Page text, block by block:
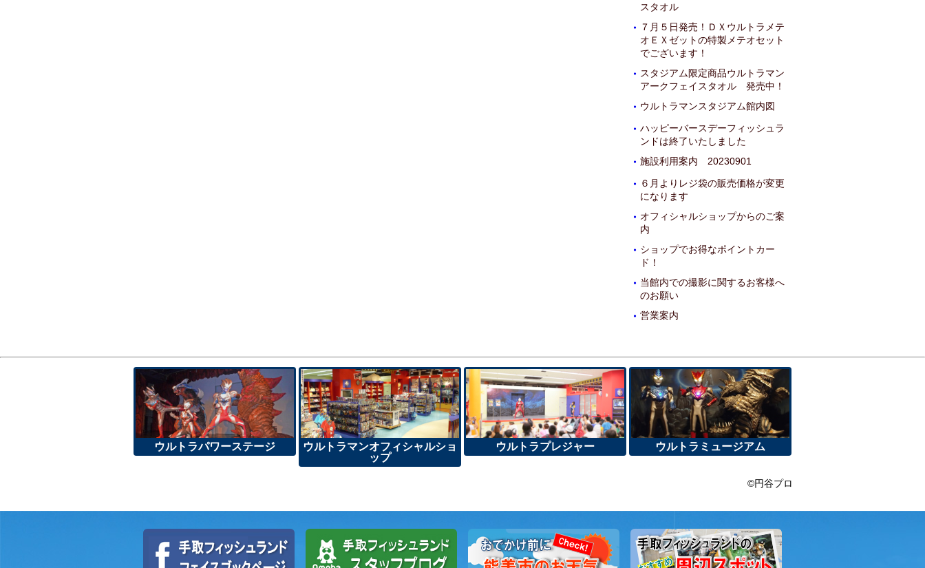
スタオル
・
７月５日発売！ＤＸウルトラメテ
オＥＸゼットの特製メテオセット
でございます！
・ スタジアム限定商品ウルトラマン
アークフェイスタオル 発売中！
・ ウルトラマンスタジアム館内図
・ ハッピーバースデーフィッシュラ
ンドは終了いたしました
・ 施設利用案内 20230901
・ ６月よりレジ袋の販売価格が変更
になります
・ オフィシャルショップからのご案
内
・ ショップでお得なポイントカー
ド！
・ 当館内での撮影に関するお客様へ
のお願い
・ 営業案内
ウルトラパワーステージ
ウルトラマンオフィシャルショ
ップ
ウルトラプレジャー ウルトラミュージアム
©円谷プロ